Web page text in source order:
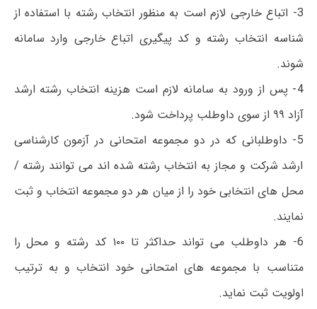
3- اتباع خارجی لازم است به منظور انتخاب رشته با استفاده از
شناسه انتخاب رشته و کد پیگیری اتباع خارجی وارد سامانه
شوند.
4- پس از ورود به سامانه لازم است هزینه انتخاب رشته ارشد
آزاد ۹۹ از سوی داوطلب پرداخت شود.
5- داوطلبانی که در دو مجموعه امتحانی در آزمون کارشناسی
ارشد شرکت و مجاز به انتخاب رشته شده اند می توانند رشته /
محل های انتخابی خود را از میان هر دو مجموعه انتخاب و ثبت
نمایند.
6- هر داوطلب می تواند حداکثر تا ۱۰۰ کد رشته و محل را
متناسب با مجموعه های امتحانی خود انتخاب و به ترتیب
اولویت ثبت نماید.